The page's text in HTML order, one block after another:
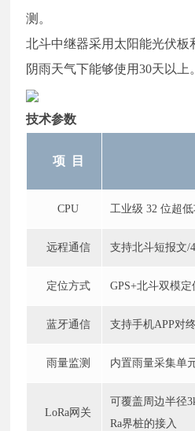
测。
北斗中继器采用太阳能光伏板
阴雨天气下能够使用30天以上。
技术参数
项 目
CPU 工业级 32 位超
远程通信 支持北斗短报文/
定位方式 GPS+北斗双模定
蓝牙通信 支持手机APP对
雨量监测 内置雨量采集单
LoRa网关
可覆盖周边半径
Ra界桩的接入